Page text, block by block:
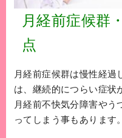
月経前症候群
点
月経前症候群は慢性経過
は、継続的につらい症状
月経前不快気分障害やう
ってしまう事もあります。